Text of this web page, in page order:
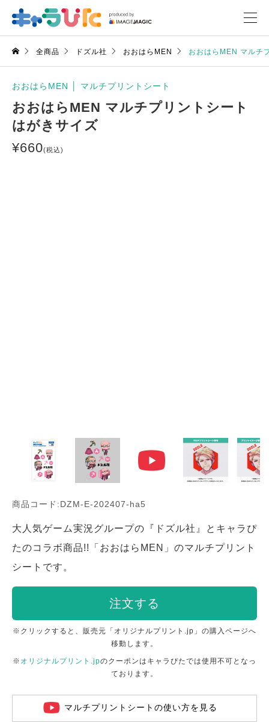
全商品 ドズル社 おおはらMEN おおはらMEN マルチ
おおはらMEN マルチプリントシート
おおはらMEN マルチプリントシート
はがきサイズ
¥660(税込)
商品コード:DZM-E-202407-ha5
大人気ゲーム実況グループの『ドズル社』とキャラぴ
たのコラボ商品!!「おおはらMEN」のマルチプリント
シートです。
注文する
※クリックすると、販売元「オリジナルプリント.jp」の購入ページへ
移動します。
※ オリジナルプリント.jpのクーポンはキャラぴたでは使用不可となっ
ております。
マルチプリントシートの使い方を見る